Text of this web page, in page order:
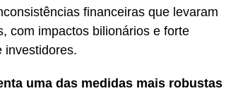
financeiras que levaram
com impactos bilionários e forte
investidores.
uma das medidas mais robustas